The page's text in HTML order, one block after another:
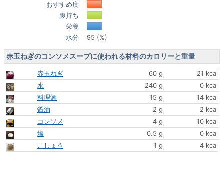
おすすめ度
腹持ち
栄養
水分
95 (%)
赤玉ねぎのコンソメスープに使われる材料のカロリーと重量
赤玉ねぎ 60 g
21 kcal
水
240 g
0 kcal
料理酒
15 g
14 kcal
醤油
2 g
2 kcal
コンソメ
4 g
10 kcal
塩
0.5 g
0 kcal
こしょう
1 g 4 kcal